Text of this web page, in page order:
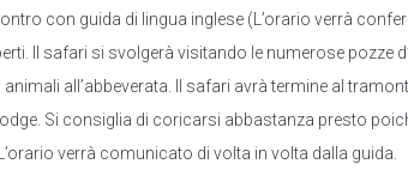
con guida di lingua inglese (L’orario verrà
Il safari si svolgerà visitando le numerose pozze
animali all’abbeverata. Il safari avrà termine al
Si consiglia di coricarsi abbastanza presto
verrà comunicato di volta in volta dalla guida.